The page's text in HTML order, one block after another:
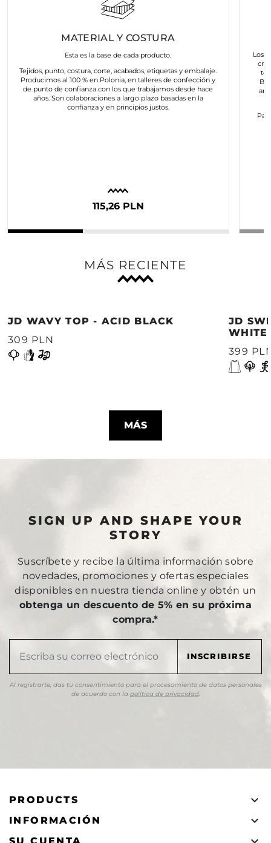
MATERIAL Y COSTURA
Esta es la base de cada producto.
Tejidos, punto, costura, corte, acabados, etiquetas y embalaje.
Producimos al 100 % en Polonia, en talleres de confección y
de punto de confianza con los que trabajamos desde hace
años. Son colaboraciones a largo plazo basadas en la
confianza y en principios justos.
115,26 PLN
Los
MÁS RECIENTE
JD WAVY TOP - ACID BLACK
309 PLN
JD
WHITE
399
MÁS
SIGN UP AND SHAPE YOUR
STORY
Suscríbete y recibe la última información sobre
novedades, promociones y ofertas especiales
disponibles en nuestra tienda online y obtén un
obtenga un descuento de 5% en su próxima
compra.*
Al registrarte, das tu consentimiento para el procesamiento de datos personales
de acuerdo con la política de privacidad.
PRODUCTS 
INFORMACIÓN 
SU CUENTA